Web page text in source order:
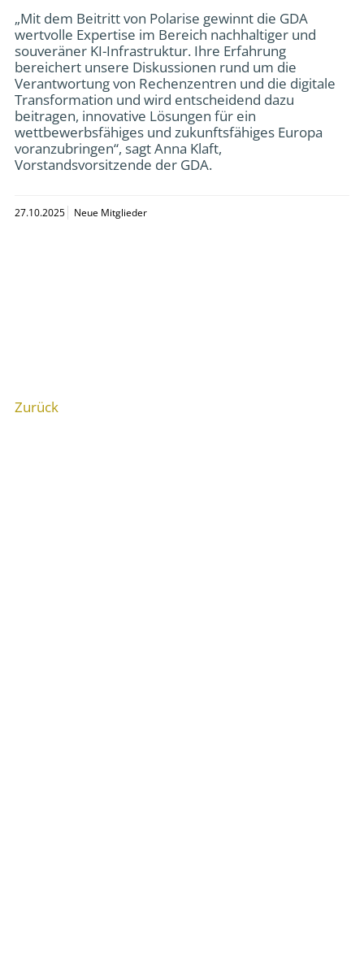
„Mit dem Beitritt von Polarise gewinnt die GDA
wertvolle Expertise im Bereich nachhaltiger und
souveräner KI-Infrastruktur. Ihre Erfahrung
bereichert unsere Diskussionen rund um die
Verantwortung von Rechenzentren und die digitale
Transformation und wird entscheidend dazu
beitragen, innovative Lösungen für ein
wettbewerbsfähiges und zukunftsfähiges Europa
voranzubringen“, sagt Anna Klaft,
Vorstandsvorsitzende der GDA.
27.10.2025 Neue Mitglieder
Zurück